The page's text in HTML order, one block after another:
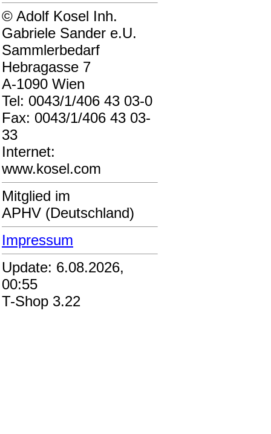
© Adolf Kosel Inh.
Gabriele Sander e.U.
Sammlerbedarf
Hebragasse 7
A-1090 Wien
Tel: 0043/1/406 43 03-0
Fax: 0043/1/406 43 03-
33
Internet:
www.kosel.com
Mitglied im
APHV (Deutschland)
Impressum
Update: 6.08.2026,
00:55
T-Shop 3.22